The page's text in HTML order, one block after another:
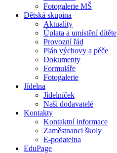
Fotogalerie MŠ
Dětská skupina
Aktuality
Úplata a umístění dítěte
Provozní řád
Plán výchovy a péče
Dokumenty
Formuláře
Fotogalerie
Jídelna
Jídelníček
Naši dodavatelé
Kontakty
Kontaktní informace
Zaměstnanci školy
E-podatelna
EduPage